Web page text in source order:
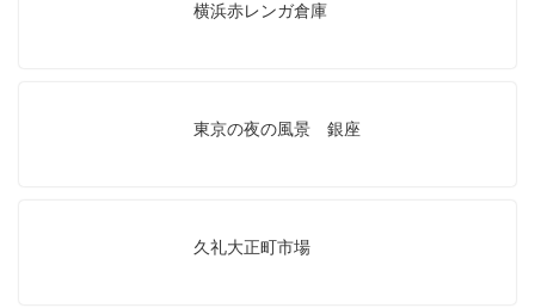
横浜赤レンガ倉庫
東京の夜の風景 銀座
久礼大正町市場